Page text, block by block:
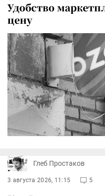
Удобство
цену
Глеб Простаков
3 августа 2026, 11:15 5